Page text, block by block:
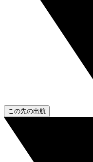
この先の出航